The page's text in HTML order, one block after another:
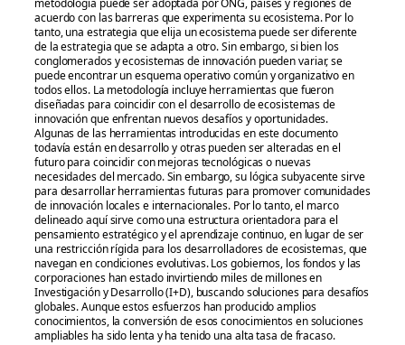
metodología puede ser adoptada por ONG, países y regiones de
acuerdo con las barreras que experimenta su ecosistema. Por lo
tanto, una estrategia que elija un ecosistema puede ser diferente
de la estrategia que se adapta a otro. Sin embargo, si bien los
conglomerados y ecosistemas de innovación pueden variar, se
puede encontrar un esquema operativo común y organizativo en
todos ellos. La metodología incluye herramientas que fueron
diseñadas para coincidir con el desarrollo de ecosistemas de
innovación que enfrentan nuevos desafíos y oportunidades.
Algunas de las herramientas introducidas en este documento
todavía están en desarrollo y otras pueden ser alteradas en el
futuro para coincidir con mejoras tecnológicas o nuevas
necesidades del mercado. Sin embargo, su lógica subyacente sirve
para desarrollar herramientas futuras para promover comunidades
de innovación locales e internacionales. Por lo tanto, el marco
delineado aquí sirve como una estructura orientadora para el
pensamiento estratégico y el aprendizaje continuo, en lugar de ser
una restricción rígida para los desarrolladores de ecosistemas, que
navegan en condiciones evolutivas. Los gobiernos, los fondos y las
corporaciones han estado invirtiendo miles de millones en
Investigación y Desarrollo (I+D), buscando soluciones para desafíos
globales. Aunque estos esfuerzos han producido amplios
conocimientos, la conversión de esos conocimientos en soluciones
ampliables ha sido lenta y ha tenido una alta tasa de fracaso.